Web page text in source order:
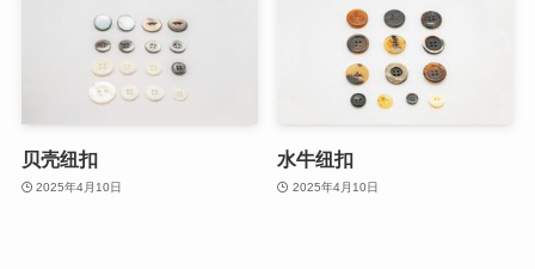
贝壳纽扣
2025年4月10日
水牛纽扣
2025年4月10日